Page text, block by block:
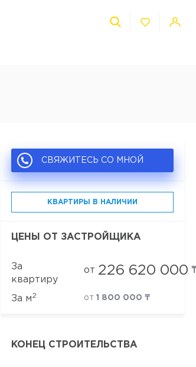
СВЯЖИТЕСЬ СО МНОЙ
КВАРТИРЫ В НАЛИЧИИ
ЦЕНЫ ОТ ЗАСТРОЙЩИКА
За
квартиру
от 226 620 000
За м2 от 1 800 000 ₸
КОНЕЦ СТРОИТЕЛЬСТВА